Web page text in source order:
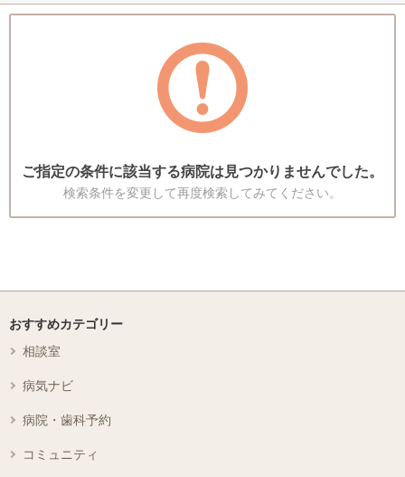
ご指定の条件に該当する病院は見つかりませんでした。
検索条件を変更して再度検索してみてください。
おすすめカテゴリー
相談室
病気ナビ
病院・歯科予約
コミュニティ